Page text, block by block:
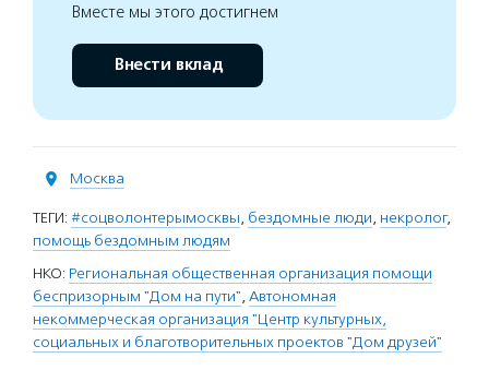
Вместе мы этого достигнем
Внести вклад
Москва
ТЕГИ: #соцволонтерымосквы, бездомные люди, некролог,
помощь бездомным людям
НКО: Региональная общественная организация помощи
беспризорным "Дом на пути", Автономная
некоммерческая организация "Центр культурных,
социальных и благотворительных проектов "Дом друзей"